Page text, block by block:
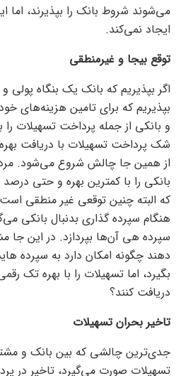
می‌شوند شروط بانک را بپذیرند، اما
ایجاد نمی‌کند.
توقع بیجا و غیرمنطقی
اگر بپذیریم که بانک یک بنگاه پولی
بپذیریم که برای تامین هزینه‌های
و بانکی از جمله پرداخت تسهیلات را
شک پرداخت تسهیلات با دریافت
از همین جا چالش شروع می‌شود. مردم
بانکی را با کمترین بهره و حتی درصد
که البته چنین توقعی غیر منطقی
هنگام سپرده گذاری بدنبال بانکی
سپرده هی آن‌ها بپردازد. در این جا
بگیرد، اما تسهیلات را با بهره تک
دریافت کنند؟
تاخیر بحران تسهیلات
جدی‌ترین چالشی که بین بانک و
تسهیلات صورت می‌گیرد، تاخیر در